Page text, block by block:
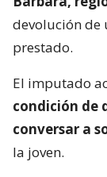
devolución de
prestado.
El imputado
condición de
conversar a
la joven.